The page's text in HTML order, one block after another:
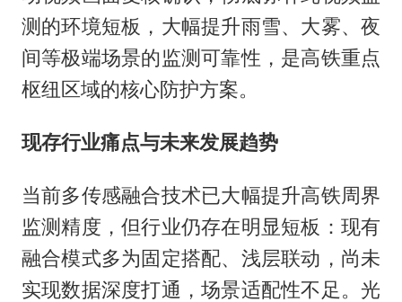
测的环境短板，大幅提升雨雪、大雾、夜
间等极端场景的监测可靠性，是高铁重点
枢纽区域的核心防护方案。
现存行业痛点与未来发展趋势
当前多传感融合技术已大幅提升高铁周界
监测精度，但行业仍存在明显短板：现有
融合模式多为固定搭配、浅层联动，尚未
实现数据深度打通，场景适配性不足。光